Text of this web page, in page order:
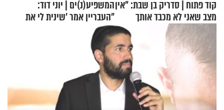
קוד פתוח | סדריק בן שבת: "אין
מצב שאני לא מכבד אותך
בבוקר בהנחת תפילין"
המשפיע(נ)ים | יוני דוד:
"העבריין אמר 'שינית לי את
החיים מהקצה אל הקצה'"